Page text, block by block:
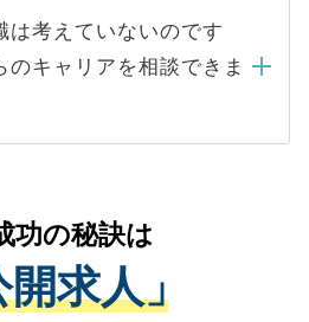
求める条件に合った人材の
社に依頼するケースが増え
キャリアパートナーが行い
さい。当サイトからの登録
ご登録者様の個人情報は、
アアップおよび転職活動の
用いたします。お預かりし
個人データはご本人の許可
取り扱いについての厳密な
した事業者のみに付与され
ーマークを取得済みです。
は考えていないのです
のキャリアを相談できま
在の医療機関の状況や紹介
がら、適切なアドバイスを
ます。すぐにご転職をされ
期的なサポートが可能です
功の秘訣は
開求人」